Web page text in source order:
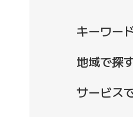
キーワー
地域で探
サービス